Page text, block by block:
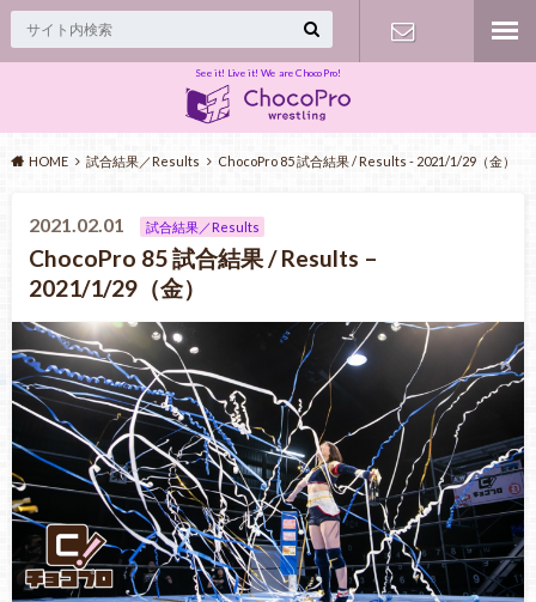
See it! Live it! We are ChocoPro!
HOME 試合結果／Results ChocoPro 85 試合結果 / Results - 2021/1/29（金）
2021.02.01 試合結果／Results
ChocoPro 85 試合結果 / Results –
2021/1/29（金）